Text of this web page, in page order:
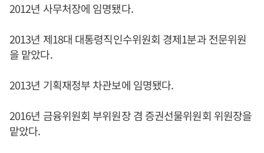
2012년 사무처장에 임명됐다.
2013년 제18대 대통령직인수위원회 경제1분과 전문위원
을 맡았다.
2013년 기획재정부 차관보에 임명됐다.
2016년 금융위원회 부위원장 겸 증권선물위원회 위원장을
맡았다.